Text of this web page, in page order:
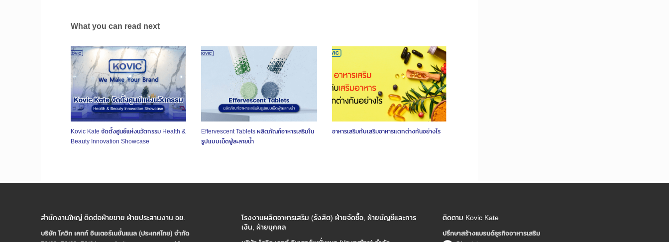
What you can read next
Kovic Kate จัดตั้งศูนย์แห่งนวัตกรรม Health &
Beauty Innovation Showcase
Effervescent Tablets ผลิตภัณฑ์อาหารเสริมใน
รูปแบบเม็ดฟู่ละลายน้ำ
อาหารเสริมกับเสริมอาหารแตกต่างกันอย่างไร
สำนักงานใหญ่ ติดต่อฝ่ายขาย ฝ่ายประสานงาน อย.
บริษัท โควิก เคทท์ อินเตอร์เนชั่นแนล (ประเทศไทย) จํากัด
โรงงานผลิตอาหารเสริม (รังสิต) ฝ่ายจัดซื้อ, ฝ่ายบัญชีและการ
เงิน, ฝ่ายบุคคล
ติดตาม Kovic Kate
ปรึกษาสร้างแบรนด์ธุรกิจอาหารเสริม